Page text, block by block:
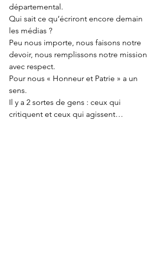
départemental.
Qui sait ce qu’écriront encore demain
les médias ?
Peu nous importe, nous faisons notre
devoir, nous remplissons notre mission
avec respect.
Pour nous « Honneur et Patrie » a un
sens.
Il y a 2 sortes de gens : ceux qui
critiquent et ceux qui agissent…